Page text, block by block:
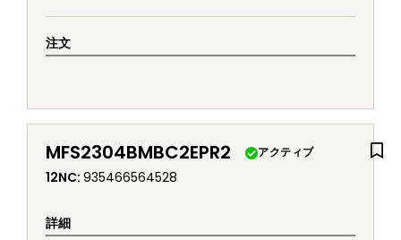
注文
MFS2304BMBC2EPR2 アクティブ
12NC: 935466564528
詳細